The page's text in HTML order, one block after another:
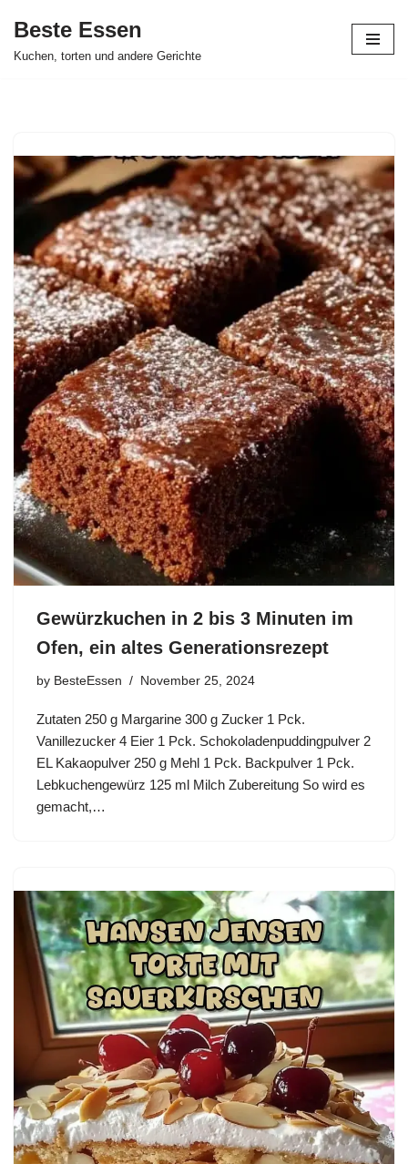
Skip
Beste Essen
Kuchen, torten und andere Gerichte
Gewürzkuchen in 2 bis 3 Minuten im
Ofen, ein altes Generationsrezept
by BesteEssen November 25, 2024
Zutaten 250 g Margarine 300 g Zucker 1 Pck.
Vanillezucker 4 Eier 1 Pck. Schokoladenpuddingpulver 2
EL Kakaopulver 250 g Mehl 1 Pck. Backpulver 1 Pck.
Lebkuchengewürz 125 ml Milch Zubereitung So wird es
gemacht,…